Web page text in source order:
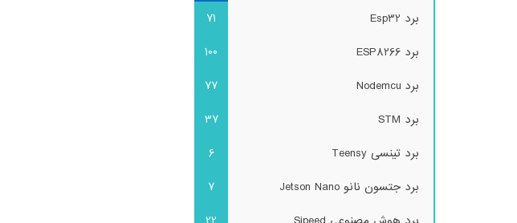
برد Esp32
71
برد ESP8266
100
برد Nodemcu
77
برد STM
37
برد تینسی Teensy
6
برد جتسون نانو Jetson Nano
7